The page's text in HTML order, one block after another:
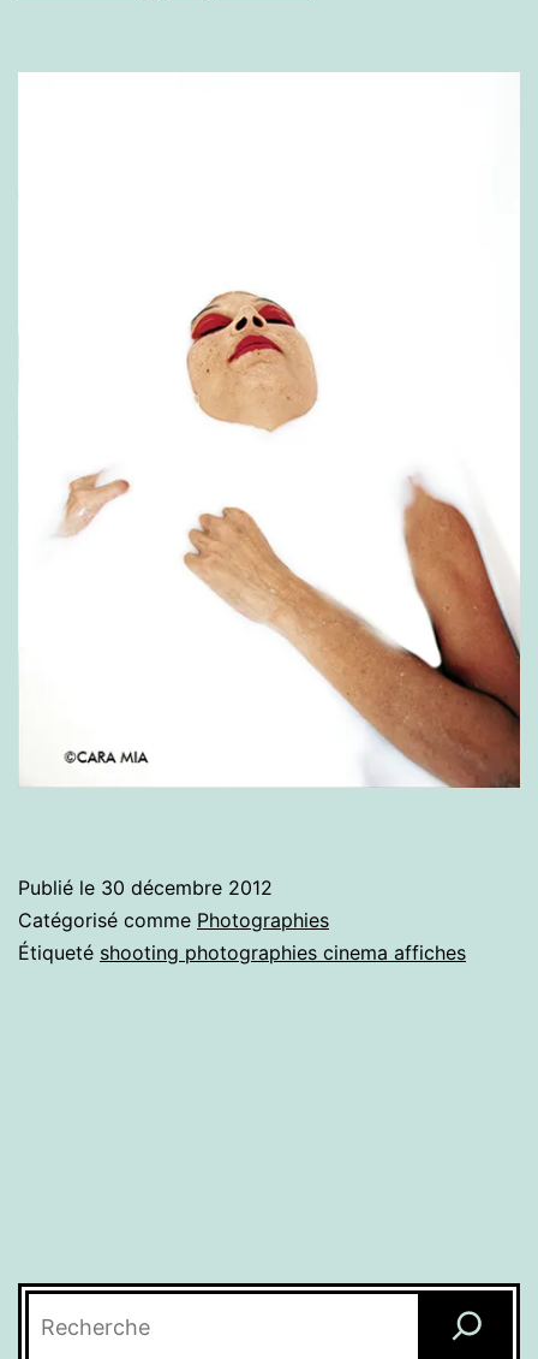
Publié le 30 décembre 2012
Catégorisé comme Photographies
Étiqueté shooting photographies cinema affiches
Rechercher